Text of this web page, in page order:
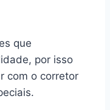
que
por isso
com o corretor